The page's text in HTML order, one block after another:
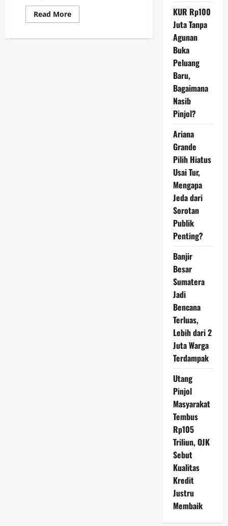
Read MoreRead
more
Cacing
KUR Rp100
Juta Tanpa
Agunan
Buka
Peluang
Baru,
Bagaimana
Nasib
Pinjol?
Ariana
Grande
Pilih Hiatus
Usai Tur,
Mengapa
Jeda dari
Sorotan
Publik
Penting?
Banjir
Besar
Sumatera
Jadi
Bencana
Terluas,
Lebih dari 2
Juta Warga
Terdampak
Utang
Pinjol
Masyarakat
Tembus
Rp105
Triliun, OJK
Sebut
Kualitas
Kredit
Justru
Membaik